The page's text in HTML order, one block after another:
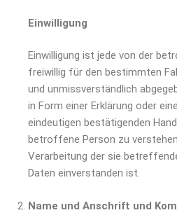
Einwilligung
Einwilligung ist jede von der
freiwillig für den bestimmten
und unmissverständlich
in Form einer Erklärung oder
eindeutigen bestätigenden
betroffene Person zu
Verarbeitung der sie
Daten einverstanden ist.
Name und Anschrift und